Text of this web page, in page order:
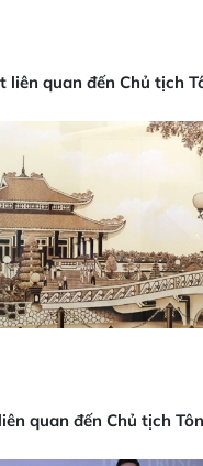
liên quan đến Chủ tịch
quan đến Chủ tịch